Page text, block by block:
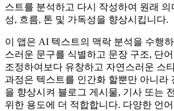
스트를 분석하고 다시 작성하여 원래
성, 흐름, 톤 및 가독성을 향상시킵니다.
이 앱은 AI 텍스트의 맥락 분석을 수행
스러운 문구를 식별하고 문장 구조, 단
조정하여보다 유창하고 자연스러운 스
과정은 텍스트를 인간화 할뿐만 아니라
을 향상시켜 블로그 게시물, 기사 또는
위한 용도에 더 적합합니다. 다양한 언